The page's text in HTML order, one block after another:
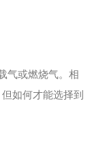
或燃烧气。相
如何才能选择到